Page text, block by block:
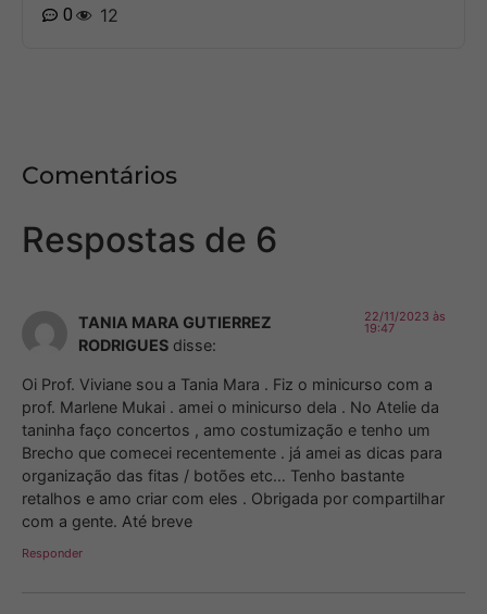
0
12
Comentários
Respostas de 6
TANIA MARA GUTIERREZ
RODRIGUES disse:
22/11/2023 às
19:47
Oi Prof. Viviane sou a Tania Mara . Fiz o minicurso com a
prof. Marlene Mukai . amei o minicurso dela . No Atelie da
taninha faço concertos , amo costumização e tenho um
Brecho que comecei recentemente . já amei as dicas para
organização das fitas / botões etc… Tenho bastante
retalhos e amo criar com eles . Obrigada por compartilhar
com a gente. Até breve
Responder